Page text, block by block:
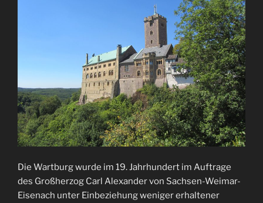
Die Wartburg wurde im 19. Jahrhundert im Auftrage
des Großherzog Carl Alexander von Sachsen-Weimar-
Eisenach unter Einbeziehung weniger erhaltener